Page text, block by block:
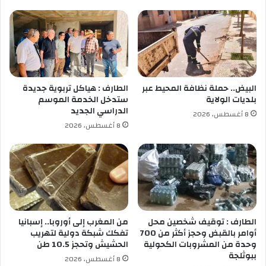
والامن الإفريقي، قرار المغرب بطرد 84 موظفا مدنيا،
بما في ذلك أفراد الإتحاد الأفريقي، من بعثة
المينورسو، و كذا رفضه لزيارة الأمين العام للأمم
المتحدة إلى الرباط والعيون المحتلة، عاصمة الصحراء
الغربية ومقر البعثة، وهي الخطوة التي إعتبرها
المجلس في بيانه “سابقة خطيرة جدا”، تقوض ولاية
مجلس الأمن للأمم المتحدة في الحفاظ على السلم
والأمن الدوليين، كما أنه “سيزيد من تكريس حالة
الجمود الحالي لعملية السلام”.
ب
ح
ث
ف
ي
ل
ت
ك
و
ل
و
ج
ي
ا
ت
ا
ل
ص
ف
ى
ا
ل
أ
م
و
ا
ل
ط
ل
ب
م
ش
ا
ر
ك
ة
ع
د
البيض.. حملة نظافة المحيط عبر
بلديات الولاية
8 أغسطس، 2026
الطارف : هياكل تربوية جديدة
ستدخل الخدمة الموسم
الدراسي الجديد
8 أغسطس، 2026
الطارف : توقيف شخصين محل
أوامر بالقبض وحجز أكثر من 700
وحدة من المشروبات الكحولية
ببوثلجة
من المغرب إلى أوروبا.. إسبانيا
تفكك شبكة دولية لتهريب
الحشيش وتحجز 10.5 طن
8 أغسطس، 2026